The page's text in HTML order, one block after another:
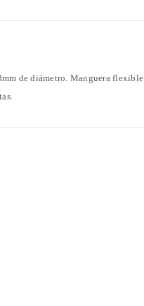
de diámetro. Manguera flexible